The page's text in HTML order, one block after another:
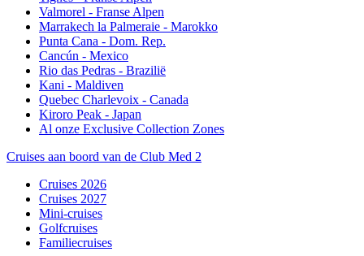
Valmorel - Franse Alpen
Marrakech la Palmeraie - Marokko
Punta Cana - Dom. Rep.
Cancún - Mexico
Rio das Pedras - Brazilië
Kani - Maldiven
Quebec Charlevoix - Canada
Kiroro Peak - Japan
Al onze Exclusive Collection Zones
Cruises aan boord van de Club Med 2
Cruises 2026
Cruises 2027
Mini-cruises
Golfcruises
Familiecruises